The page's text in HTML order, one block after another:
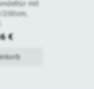
mit
200cm,
€